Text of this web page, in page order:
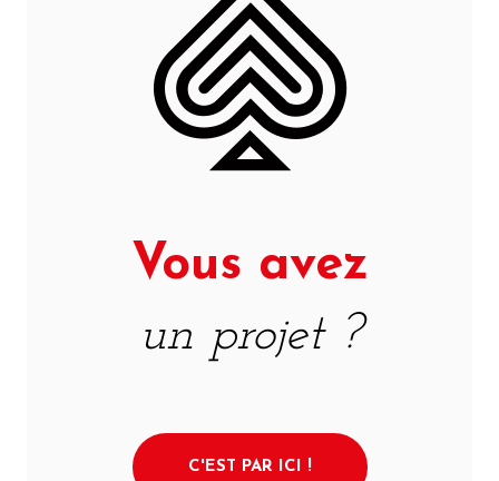
Vous avez
un projet ?
C'EST PAR ICI !